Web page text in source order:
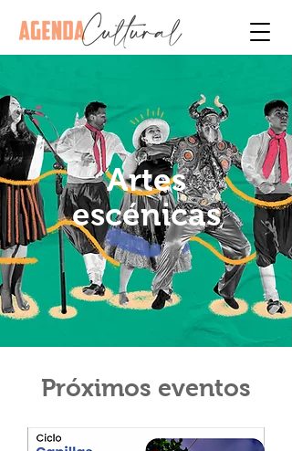
Artes
escénicas
Próximos eventos